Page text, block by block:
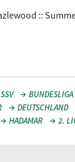
::
SSV BUNDESLIGA
DEUTSCHLAND
HADAMAR 2.